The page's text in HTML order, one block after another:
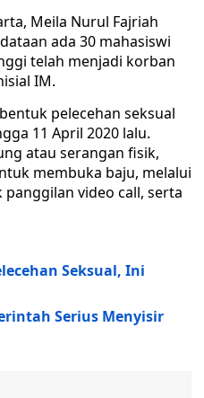
Meila Nurul Fajriah
ada 30 mahasiswi
telah menjadi korban
IM.
pelecehan seksual
11 April 2020 lalu.
atau serangan fisik,
membuka baju, melalui
video call, serta
Seksual, Ini
Serius Menyisir